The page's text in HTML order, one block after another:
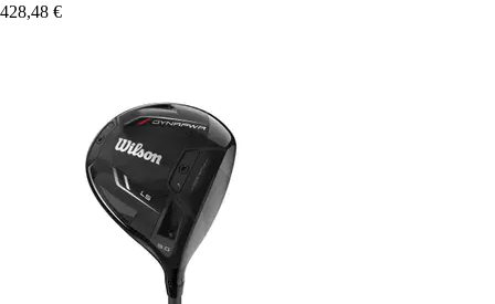
428,48 €